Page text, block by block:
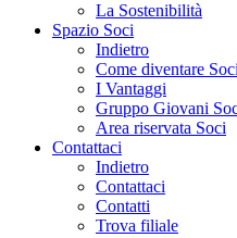
La Sostenibilità
Spazio Soci
Indietro
Come diventare Soci
I Vantaggi
Gruppo Giovani
Area riservata Soci
Contattaci
Indietro
Contattaci
Contatti
Trova filiale